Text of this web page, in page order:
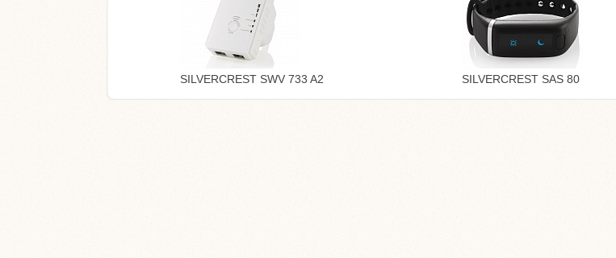
SILVERCREST SWV 733 A2 SILVERCREST SAS 80